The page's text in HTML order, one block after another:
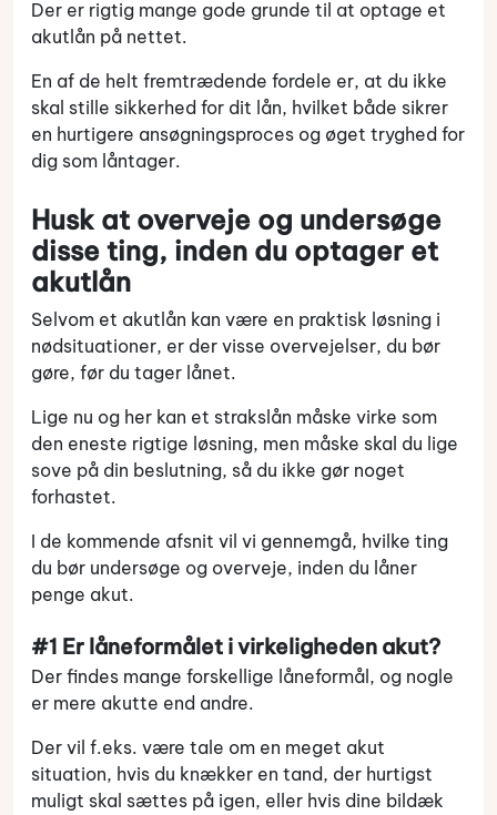
Der er rigtig mange gode grunde til at optage et
akutlån på nettet.
En af de helt fremtrædende fordele er, at du ikke
skal stille sikkerhed for dit lån, hvilket både sikrer
en hurtigere ansøgningsproces og øget tryghed for
dig som låntager.
Husk at overveje og undersøge
disse ting, inden du optager et
akutlån
Selvom et akutlån kan være en praktisk løsning i
nødsituationer, er der visse overvejelser, du bør
gøre, før du tager lånet.
Lige nu og her kan et strakslån måske virke som
den eneste rigtige løsning, men måske skal du lige
sove på din beslutning, så du ikke gør noget
forhastet.
I de kommende afsnit vil vi gennemgå, hvilke ting
du bør undersøge og overveje, inden du låner
penge akut.
#1 Er låneformålet i virkeligheden akut?
Der findes mange forskellige låneformål, og nogle
er mere akutte end andre.
Der vil f.eks. være tale om en meget akut
situation, hvis du knækker en tand, der hurtigst
muligt skal sættes på igen, eller hvis dine bildæk